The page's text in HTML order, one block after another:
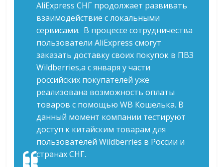
AliExpress СНГ продолжает развивать
взаимодействие с локальными
сервисами. В процессе сотрудничества
пользователи AliExpress смогут
заказать доставку своих покупок в ПВЗ
Wildberries,а с января у части
российских покупателей уже
реализована возможность оплаты
товаров с помощью WB Кошелька. В
данный момент компании тестируют
доступ к китайским товарам для
пользователей Wildberries в России и
странах СНГ.